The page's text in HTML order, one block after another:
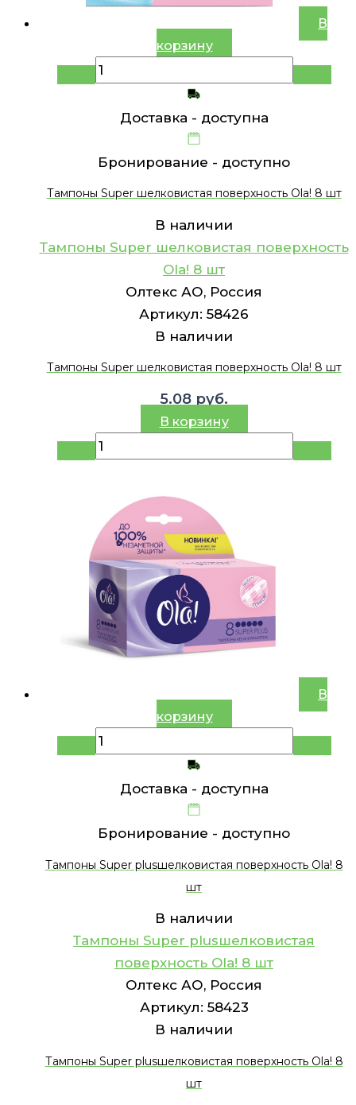
В
корзину
Доставка - доступна
Бронирование - доступно
Тампоны Super шелковистая поверхность Ola! 8 шт
В наличии
Тампоны Super шелковистая поверхность
Ola! 8 шт
Олтекс АО, Россия
Артикул: 58426
В наличии
Тампоны Super шелковистая поверхность Ola! 8 шт
5.08 руб.
В корзину
В
корзину
Доставка - доступна
Бронирование - доступно
Тампоны Super plusшелковистая поверхность Ola! 8
шт
В наличии
Тампоны Super plusшелковистая
поверхность Ola! 8 шт
Олтекс АО, Россия
Артикул: 58423
В наличии
Тампоны Super plusшелковистая поверхность Ola! 8
шт